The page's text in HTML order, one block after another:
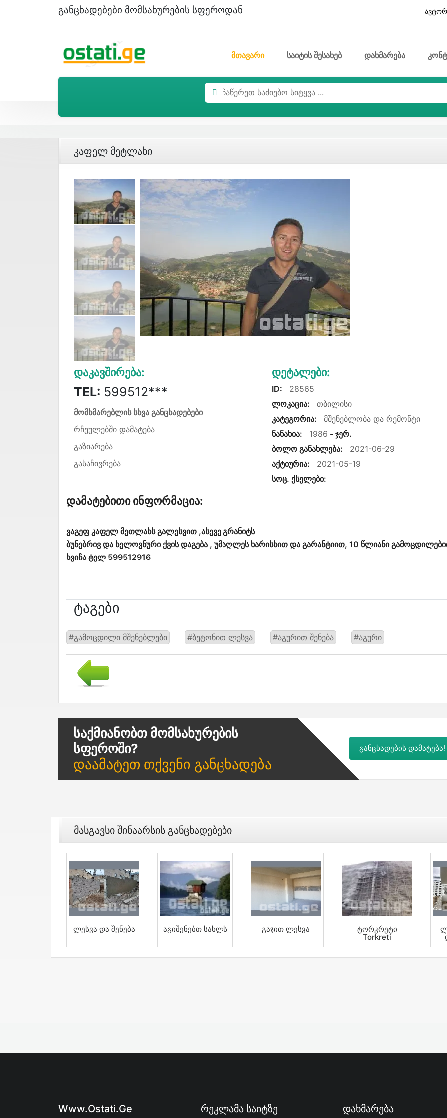
Განცხადებები Მომსახურების Სფეროდან
მთავარი საიტის შესახებ დახმარება
Კაფელ Მეტლახი
Დაკავშირება:
TEL: 599512***
მომხმარებლის სხვა განცხადებები
რჩეულებში დამატება
გაზიარება
გასაჩივრება
Დეტალები:
ID:
28565
ლოკაცია:
თბილისი
კატეგორია:
მშენებლობა და რემონტი
ნანახია:
1986 - ჯერ.
ბოლო განახლება:
2021-06-29
აქტიურია:
2021-05-19
სოც. ქსელები:
Დამატებითი Ინფორმაცია:
ვაგეფ კაფელ მეთლახს გალესვით ,ასევე გრანიტს
ბუნებრივ და ხელოვნური ქვის დაგება , უმაღლეს ხარისხით და გარანტიით, 10 წლიანი
ხვიჩა ტელ 599512916
Ტაგები
#გამოცდილი მშენებლები #ბეტონით ლესვა #აგურით შენება #აგური
Საქმიანობთ Მომსახურების
Სფეროში?
Დაამატეთ Თქვენი Განცხადება
განცხადების დამატება!
Მასგავსი Შინაარსის Განცხადებები
Ლესვა Და Შენება Აგიშენებთ Სახლს Გაჯით Ლესვა
Ტორკრეტი
Torkreti
Www.ostati.ge Რეკლამა Საიტზე Დახმარება